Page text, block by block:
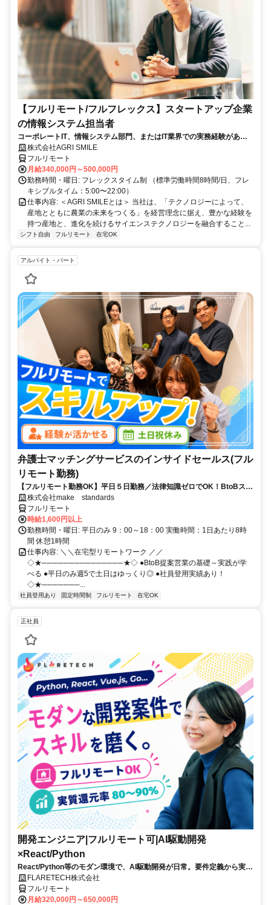
【フルリモート/フルフレックス】スタートアップ企業
の情報システム担当者
コーポレートIT、情報システム部門、またはIT業界での実務経験がある
方、大歓迎！
株式会社AGRI SMILE
フルリモート
月給340,000円～500,000円
勤務時間・曜日: フレックスタイム制 （標準労働時間8時間/日、フレ
キシブルタイム：5:00〜22:00）
仕事内容: ＜AGRI SMILEとは＞ 当社は、「テクノロジーによって、
産地とともに農業の未来をつくる」を経営理念に据え、豊かな経験を
持つ産地と、進化を続けるサイエンステクノロジーを融合すること...
シフト自由 フルリモート 在宅OK
アルバイト・パート
弁護士マッチングサービスのインサイドセールス(フル
リモート勤務)
【フルリモート勤務OK】平日５日勤務／法律知識ゼロでOK！BtoBスキ
ルが身につく営業職
株式会社make standards
フルリモート
時給1,600円以上
勤務時間・曜日: 平日のみ 9：00～18：00 実働時間：1日あたり8時
間 休憩1時間
仕事内容: ＼＼在宅型リモートワーク ／／
◇★───────────────★◇ ●BtoB提案営業の基礎～実践が学
べる ●平日のみ週5で土日はゆっくり◎ ●社員登用実績あり！
◇★───────...
社員登用あり 固定時間制 フルリモート 在宅OK
正社員
開発エンジニア|フルリモート可|AI駆動開発
×React/Python
React/Python等のモダン環境で、AI駆動開発が日常。要件定義から実装
まで幅広く、若手中心のチームでキャリアを伸ばす。残業月10h以下・
年休123日・フルリモート可。
FLARETECH株式会社
フルリモート
月給320,000円～650,000円